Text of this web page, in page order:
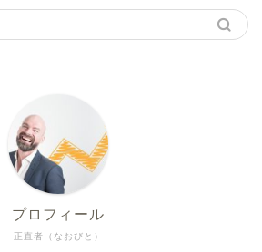
正直者（なおびと）
プロフィール